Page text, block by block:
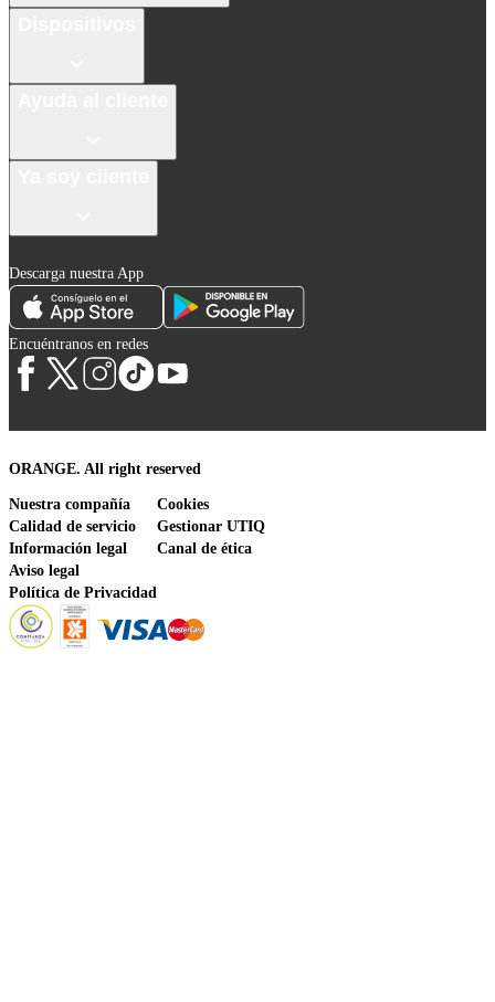
Descarga nuestra App
Encuéntranos en redes
ORANGE. All right reserved
Nuestra compañía
Calidad de servicio
Información legal
Aviso legal
Política de Privacidad
Cookies
Gestionar UTIQ
Canal de ética